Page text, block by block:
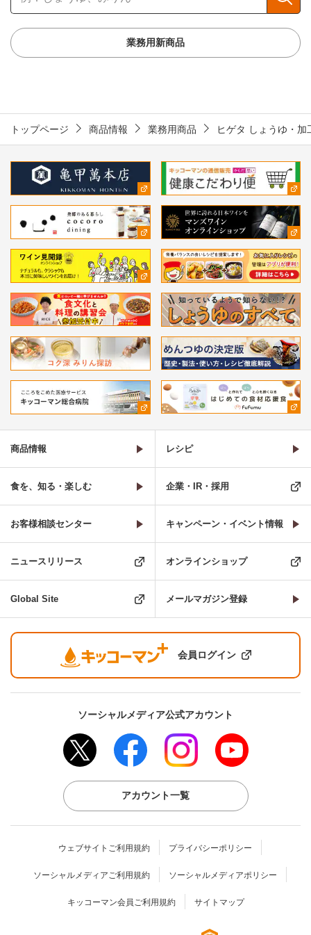
業務用新商品
トップページ 商品情報 業務用商品 ヒゲタ しょうゆ・加
商品情報 レシピ
食を、知る・楽しむ 企業・IR・採用
お客様相談センター キャンペーン・イベント情報
ニュースリリース オンラインショップ
Global Site メールマガジン登録
会員ログイン
ソーシャルメディア公式アカウント
アカウント一覧
ウェブサイトご利用規約 プライバシーポリシー
ソーシャルメディアご利用規約 ソーシャルメディアポリシー
キッコーマン会員ご利用規約 サイトマップ